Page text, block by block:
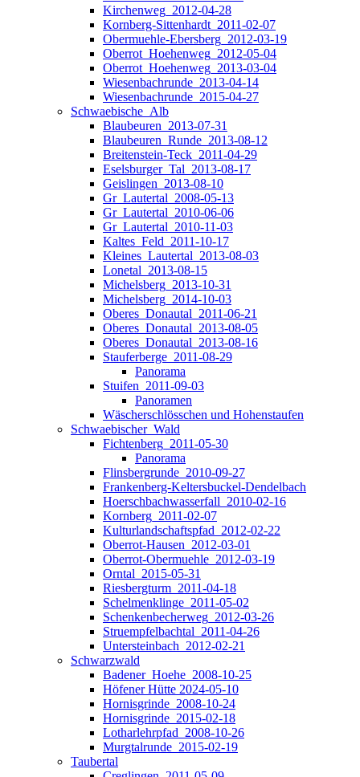
Kirchenweg_2012-04-28
Kornberg-Sittenhardt_2011-02-07
Obermuehle-Ebersberg_2012-03-19
Oberrot_Hoehenweg_2012-05-04
Oberrot_Hoehenweg_2013-03-04
Wiesenbachrunde_2013-04-14
Wiesenbachrunde_2015-04-27
Schwaebische_Alb
Blaubeuren_2013-07-31
Blaubeuren_Runde_2013-08-12
Breitenstein-Teck_2011-04-29
Eselsburger_Tal_2013-08-17
Geislingen_2013-08-10
Gr_Lautertal_2008-05-13
Gr_Lautertal_2010-06-06
Gr_Lautertal_2010-11-03
Kaltes_Feld_2011-10-17
Kleines_Lautertal_2013-08-03
Lonetal_2013-08-15
Michelsberg_2013-10-31
Michelsberg_2014-10-03
Oberes_Donautal_2011-06-21
Oberes_Donautal_2013-08-05
Oberes_Donautal_2013-08-16
Stauferberge_2011-08-29
Panorama
Stuifen_2011-09-03
Panoramen
Wäscherschlösschen und Hohenstaufen
Schwaebischer_Wald
Fichtenberg_2011-05-30
Panorama
Flinsbergrunde_2010-09-27
Frankenberg-Keltersbuckel-Dendelbach
Hoerschbachwasserfall_2010-02-16
Kornberg_2011-02-07
Kulturlandschaftspfad_2012-02-22
Oberrot-Hausen_2012-03-01
Oberrot-Obermuehle_2012-03-19
Orntal_2015-05-31
Riesbergturm_2011-04-18
Schelmenklinge_2011-05-02
Schenkenbecherweg_2012-03-26
Struempfelbachtal_2011-04-26
Untersteinbach_2012-02-21
Schwarzwald
Badener_Hoehe_2008-10-25
Höfener Hütte 2024-05-10
Hornisgrinde_2008-10-24
Hornisgrinde_2015-02-18
Lotharlehrpfad_2008-10-26
Murgtalrunde_2015-02-19
Taubertal